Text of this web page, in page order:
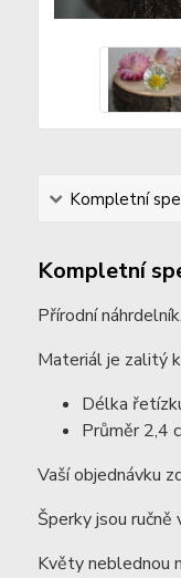
Kompletní
Kompletní
Přírodní
Materiál je zalitý
Délka
Průměr 2,4
Vaší objednávku
Šperky jsou
Květy neblednou